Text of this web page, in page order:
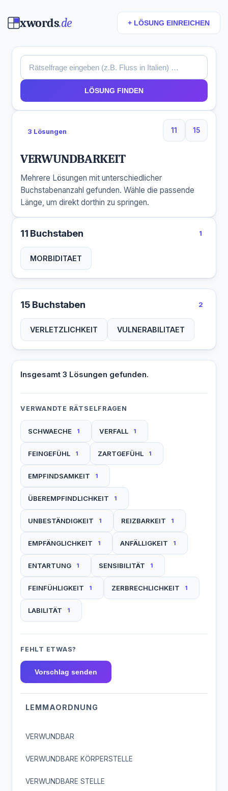
xwords.de + LÖSUNG EINREICHEN
LÖSUNG FINDEN
3 Lösungen 11
11 Buchstaben
15
15
VERWUNDBARKEIT
Mehrere Lösungen mit unterschiedlicher
Buchstabenanzahl gefunden. Wähle die passende
Länge, um direkt dorthin zu springen.
11 Buchstaben 1
MORBIDITAET
15 Buchstaben 2
VERLETZLICHKEIT VULNERABILITAET
Insgesamt 3 Lösungen gefunden.
VERWANDTE RÄTSELFRAGEN
SCHWAECHE 1 VERFALL 1
FEINGEFÜHL 1 ZARTGEFÜHL 1
EMPFINDSAMKEIT 1
ÜBEREMPFINDLICHKEIT 1
UNBESTÄNDIGKEIT 1 REIZBARKEIT 1
EMPFÄNGLICHKEIT 1 ANFÄLLIGKEIT 1
ENTARTUNG 1 SENSIBILITÄT 1
FEINFÜHLIGKEIT 1 ZERBRECHLICHKEIT 1
LABILITÄT 1
FEHLT ETWAS?
Vorschlag senden
LEMMAORDNUNG
VERWUNDBAR
VERWUNDBARE KÖRPERSTELLE
VERWUNDBARE STELLE